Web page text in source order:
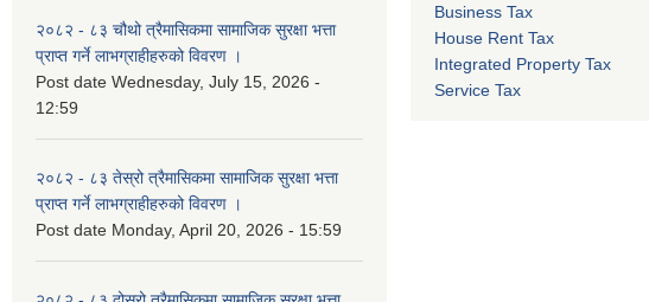
२०८२ - ८३ चौथो त्रैमासिकमा सामाजिक सुरक्षा भत्ता
प्राप्त गर्ने लाभग्राहीहरुको विवरण ।
Post date Wednesday, July 15, 2026 -
12:59
२०८२ - ८३ तेस्रो त्रैमासिकमा सामाजिक सुरक्षा भत्ता
प्राप्त गर्ने लाभग्राहीहरुको विवरण ।
Post date Monday, April 20, 2026 - 15:59
Business Tax
House Rent Tax
Integrated Property Tax
Service Tax